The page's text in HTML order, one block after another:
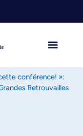
conférence! »:
Retrouvailles